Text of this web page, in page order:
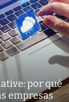
por qué
empresas